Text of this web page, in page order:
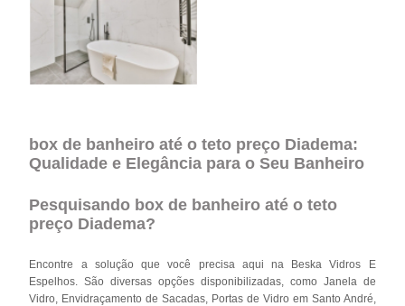
box de banheiro até o teto preço Diadema:
Qualidade e Elegância para o Seu Banheiro
Pesquisando box de banheiro até o teto
preço Diadema?
Encontre a solução que você precisa aqui na Beska Vidros E
Espelhos. São diversas opções disponibilizadas, como Janela de
Vidro, Envidraçamento de Sacadas, Portas de Vidro em Santo André,